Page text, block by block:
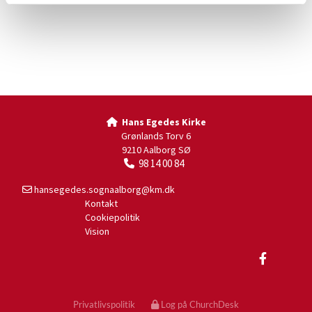
Hans Egedes Kirke
Grønlands Torv 6
9210 Aalborg SØ
 98 14 00 84
 hansegedes.sognaalborg@km.dk
Kontakt
Cookiepolitik
Vision
Privatlivspolitik Log på ChurchDesk